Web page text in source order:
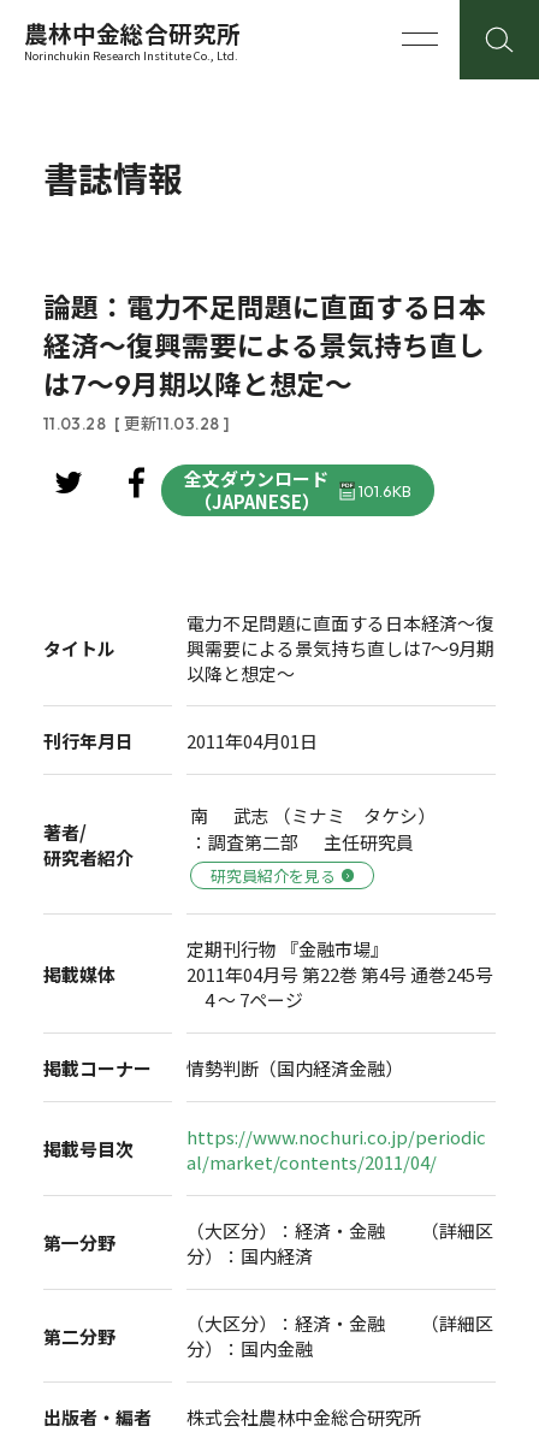
農林中金総合研究所
Norinchukin Research Institute Co., Ltd.
書誌情報
論題：電力不足問題に直面する日本
経済～復興需要による景気持ち直し
は7～9月期以降と想定～
11.03.28 [ 更新11.03.28 ]
全文ダウンロード
（JAPANESE）
101.6KB
タイトル
電力不足問題に直面する日本経済～復
興需要による景気持ち直しは7～9月期
以降と想定～
刊行年月日 2011年04月01日
著者/
研究者紹介
南 武志 （ミナミ タケシ）
：調査第二部 主任研究員
研究員紹介を見る
掲載媒体
定期刊行物 『金融市場』
2011年04月号 第22巻 第4号 通巻245号
4 ～ 7ページ
掲載コーナー 情勢判断（国内経済金融）
掲載号目次
https://www.nochuri.co.jp/periodic
al/market/contents/2011/04/
第一分野
（大区分）：経済・金融 （詳細区
分）：国内経済
第二分野
（大区分）：経済・金融 （詳細区
分）：国内金融
出版者・編者 株式会社農林中金総合研究所